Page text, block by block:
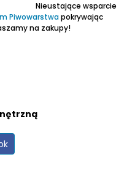
Nieustające wsparcie
Piwowarstwapokrywając
na zakupy!